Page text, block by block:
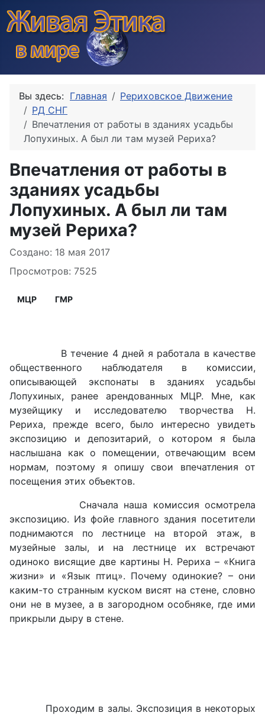
Вы здесь: Главная
Рериховское Движение
РД СНГ
Впечатления от работы в зданиях усадьбы
Лопухиных. А был ли там музей Рериха?
Впечатления от работы в
зданиях усадьбы
Лопухиных. А был ли там
музей Рериха?
Информация о материале
Создано: 18 мая 2017
Просмотров: 7525
МЦР ГМР
В течение 4 дней я работала в качестве
общественного наблюдателя в комиссии,
описывающей экспонаты в зданиях усадьбы
Лопухиных, ранее арендованных МЦР. Мне, как
музейщику и исследователю творчества Н.
Рериха, прежде всего, было интересно увидеть
экспозицию и депозитарий, о котором я была
наслышана как о помещении, отвечающим всем
нормам, поэтому я опишу свои впечатления от
посещения этих объектов.
Сначала наша комиссия осмотрела
экспозицию. Из фойе главного здания посетители
поднимаются по лестнице на второй этаж, в
музейные залы, и на лестнице их встречают
одиноко висящие две картины Н. Рериха – «Книга
жизни» и «Язык птиц». Почему одинокие? – они
каким-то странным куском висят на стене, словно
они не в музее, а в загородном особняке, где ими
прикрыли дыру в стене.
Проходим в залы. Экспозиция в некоторых